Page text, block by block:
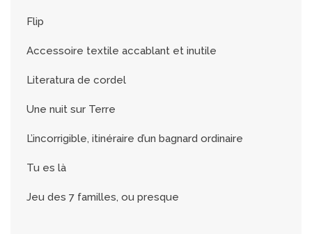
Flip
Accessoire textile accablant et inutile
Literatura de cordel
Une nuit sur Terre
L’incorrigible, itinéraire d’un bagnard ordinaire
Tu es là
Jeu des 7 familles, ou presque